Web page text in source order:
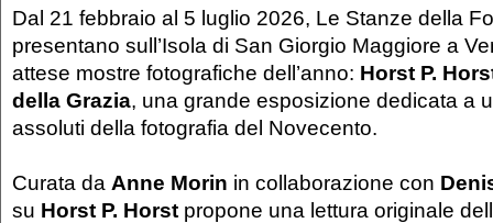
Dal 21 febbraio al 5 luglio 2026, Le Stanze della
presentano sull’Isola di San Giorgio Maggiore a
attese mostre fotografiche dell’anno: Horst P.
della Grazia, una grande esposizione dedicata a
assoluti della fotografia del Novecento.
Curata da Anne Morin in collaborazione con
su Horst P. Horst propone una lettura originale